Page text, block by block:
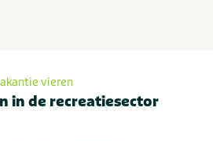
vieren
in de recreatiesector